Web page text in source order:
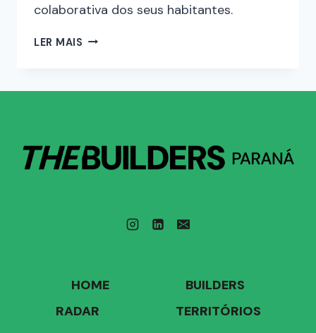
colaborativa dos seus habitantes.
LER MAIS
HOME
BUILDERS
RADAR
TERRITÓRIOS